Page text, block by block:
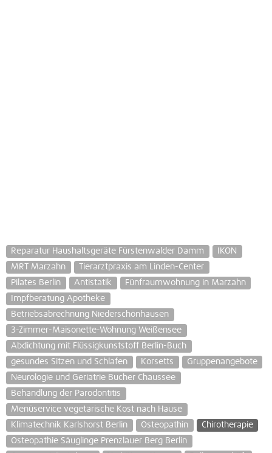
Reparatur Haushaltsgeräte Fürstenwalder Damm
IKON
MRT Marzahn
Tierarztpraxis am Linden-Center
Pilates Berlin
Antistatik
Fünfraumwohnung in Marzahn
Impfberatung Apotheke
Betriebsabrechnung Niederschönhausen
3-Zimmer-Maisonette-Wohnung Weißensee
Abdichtung mit Flüssigkunststoff Berlin-Buch
gesundes Sitzen und Schlafen
Korsetts
Gruppenangebote
Neurologie und Geriatrie Bucher Chaussee
Behandlung der Parodontitis
Menüservice vegetarische Kost nach Hause
Klimatechnik Karlshorst Berlin
Osteopathin
Chirotherapie
Osteopathie Säuglinge Prenzlauer Berg Berlin